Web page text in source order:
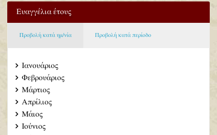
Ευαγγέλια έτους
Προβολή κατά ημ/νία Προβολή κατά περίοδο
Ιανουάριος
Φεβρουάριος
Μάρτιος
Απρίλιος
Μάιος
Ιούνιος